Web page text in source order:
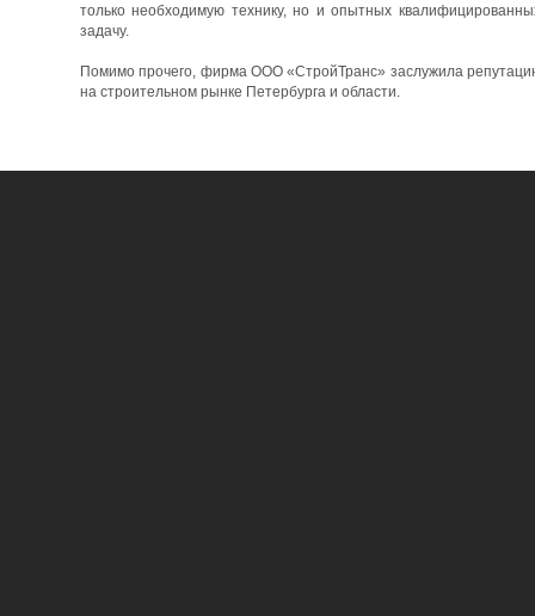
только необходимую технику, но и опытных
задачу.
Помимо прочего, фирма ООО «СтройТранс» заслужила
на строительном рынке Петербурга и области.